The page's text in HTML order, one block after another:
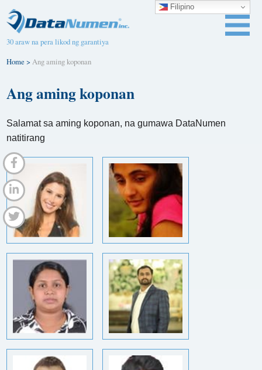
30 araw na pera likod ng garantiya
Home>Ang aming koponan
Ang aming koponan
Salamat sa aming koponan, na gumawa DataNumen
natitirang
Filipino